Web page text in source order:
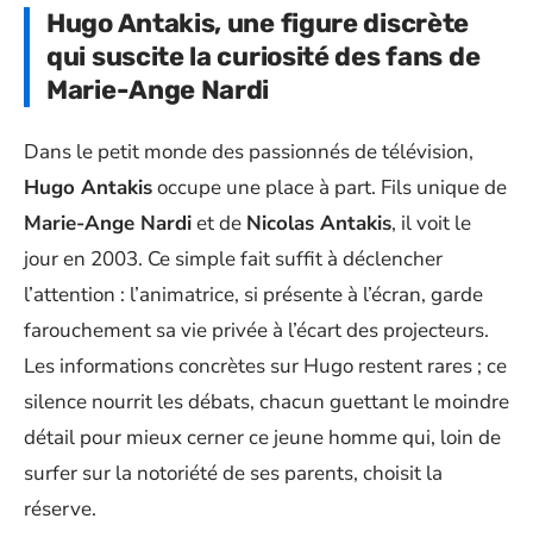
Hugo Antakis, une figure discrète
qui suscite la curiosité des fans de
Marie-Ange Nardi
Dans le petit monde des passionnés de télévision,
Hugo Antakisoccupe une place à part. Fils unique de
Marie-Ange Nardiet de Nicolas Antakis, il voit le
jour en 2003. Ce simple fait suffit à déclencher
l’attention : l’animatrice, si présente à l’écran, garde
farouchement sa vie privée à l’écart des projecteurs.
Les informations concrètes sur Hugo restent rares ; ce
silence nourrit les débats, chacun guettant le moindre
détail pour mieux cerner ce jeune homme qui, loin de
surfer sur la notoriété de ses parents, choisit la
réserve.